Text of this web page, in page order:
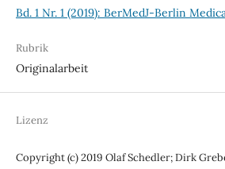
Bd. 1 Nr. 1 (2019): BerMedJ-Berlin
Rubrik
Originalarbeit
Lizenz
Copyright (c) 2019 Olaf Schedler; Dirk